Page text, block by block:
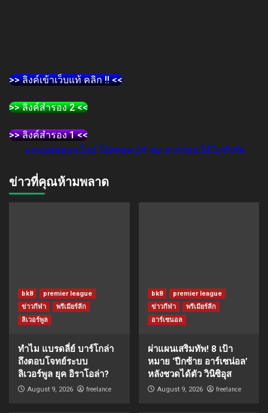
>> ลิงค์เข้าเว็บแท้ คลิก !! <<
>> ลิงค์สำรอง 2 <<
>> ลิงค์สำรอง 1 <<
แทงบอลออนไลน์ ได้ตลอด 24 ชม ฝากถอนได้ไม่จำกัด
ข่าวที่คุณห้ามพลาด
bk8
premier league
ข่าวกีฬา
พรีเมียร์ลีก
ลิเวอร์พูล
ทำไม แบรดลี่ย์ บาร์โกล่า
ถึงตอบโจทย์ระบบ
ลิเวอร์พูล ยุค อิราโอล่า?
August 9, 2026 freelance
bk8
premier league
ข่าวกีฬา
พรีเมียร์ลีก
อาร์เซนอล
ผ่าแผนเสริมทัพ! 8 เป้า
หมาย ‘ปีกซ้าย อาร์เซน่อล’
หลังชวดได้ตัว วินิซิอุส
August 9, 2026 freelance